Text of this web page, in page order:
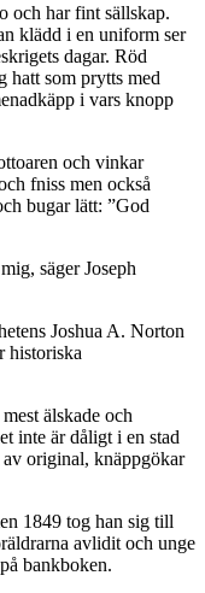
och har fint sällskap.
klädd i en uniform ser
dagar. Röd
hatt som prytts med
i vars knopp
och vinkar
fniss men också
bugar lätt: ”God
säger Joseph
Joshua A. Norton
historiska
älskade och
inte är dåligt i en stad
original, knäppgökar
1849 tog han sig till
avlidit och unge
bankboken.